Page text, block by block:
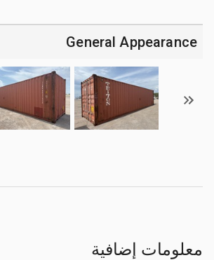
General Appearance
معلومات إضافية